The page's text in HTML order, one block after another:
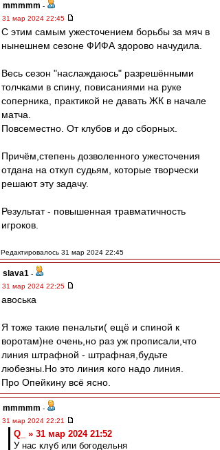
mmmmm -
31 мар 2024 22:45
С этим самым ужесточением борьбы за мяч в
нынешнем сезоне ФИФА здорово начудила.
Весь сезон "наслаждаюсь" разрешёнными
толчками в спину, повисаниями на руке
соперника, практикой не давать ЖК в начале
матча.
Повсеместно. От клубов и до сборных.
Причём,степень дозволенного ужесточения
отдана на откуп судьям, которые творчески
решают эту задачу.
Результат - повышенная травматичность
игроков.
Редактировалось 31 мар 2024 22:45
slava1 -
31 мар 2024 22:25
авоська
Я тоже такие пенальти( ещё и спиной к
воротам)не очень,но раз уж прописали,что
линия штрафной - штрафная,будьте
любезны.Но это линия кого надо линия.
Про Опейкину всё ясно.
mmmmm -
31 мар 2024 22:21
Q_ » 31 мар 2024 21:52
У нас клуб или богодельня